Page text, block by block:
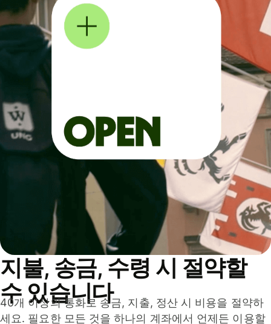
지불, 송금, 수령 시 절약할
수 있습니다
40개 이상의 통화로 송금, 지출, 정산 시 비용을 절약하
세요. 필요한 모든 것을 하나의 계좌에서 언제든 이용할